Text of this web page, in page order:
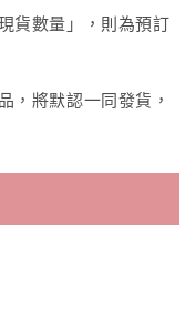
貨數量」，則為預訂
，將默認一同發貨，